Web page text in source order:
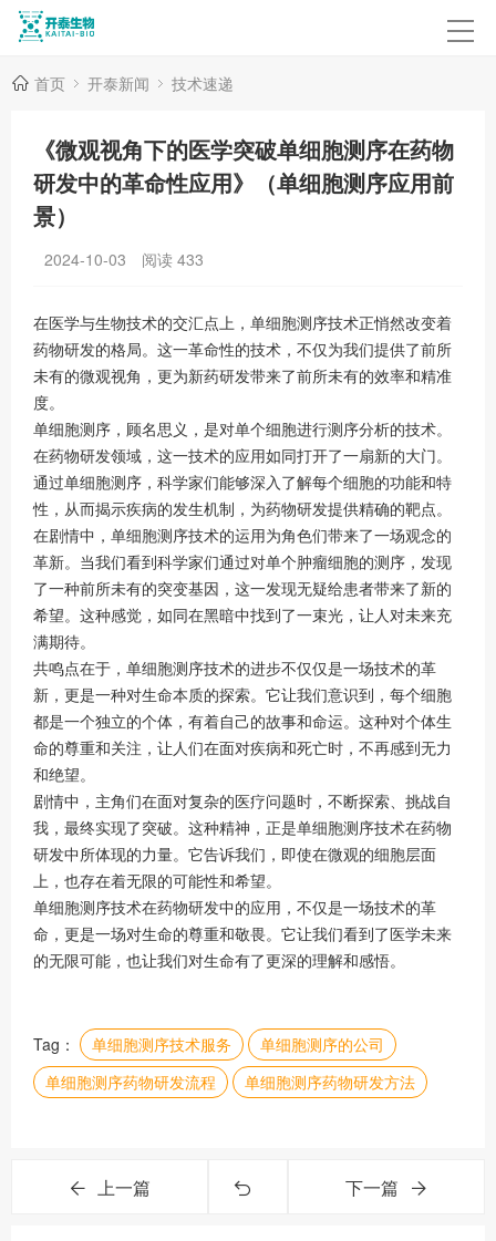
首页 开泰新闻 技术速递
《微观视角下的医学突破单细胞测序在药物
研发中的革命性应用》（单细胞测序应用前
景）
2024-10-03 阅读 433
在医学与生物技术的交汇点上，单细胞测序技术正悄然改变着
药物研发的格局。这一革命性的技术，不仅为我们提供了前所
未有的微观视角，更为新药研发带来了前所未有的效率和精准
度。
单细胞测序，顾名思义，是对单个细胞进行测序分析的技术。
在药物研发领域，这一技术的应用如同打开了一扇新的大门。
通过单细胞测序，科学家们能够深入了解每个细胞的功能和特
性，从而揭示疾病的发生机制，为药物研发提供精确的靶点。
在剧情中，单细胞测序技术的运用为角色们带来了一场观念的
革新。当我们看到科学家们通过对单个肿瘤细胞的测序，发现
了一种前所未有的突变基因，这一发现无疑给患者带来了新的
希望。这种感觉，如同在黑暗中找到了一束光，让人对未来充
满期待。
共鸣点在于，单细胞测序技术的进步不仅仅是一场技术的革
新，更是一种对生命本质的探索。它让我们意识到，每个细胞
都是一个独立的个体，有着自己的故事和命运。这种对个体生
命的尊重和关注，让人们在面对疾病和死亡时，不再感到无力
和绝望。
剧情中，主角们在面对复杂的医疗问题时，不断探索、挑战自
我，最终实现了突破。这种精神，正是单细胞测序技术在药物
研发中所体现的力量。它告诉我们，即使在微观的细胞层面
上，也存在着无限的可能性和希望。
单细胞测序技术在药物研发中的应用，不仅是一场技术的革
命，更是一场对生命的尊重和敬畏。它让我们看到了医学未来
的无限可能，也让我们对生命有了更深的理解和感悟。
Tag： 单细胞测序技术服务
单细胞测序的公司
单细胞测序药物研发流程
单细胞测序药物研发方法
上一篇 下一篇